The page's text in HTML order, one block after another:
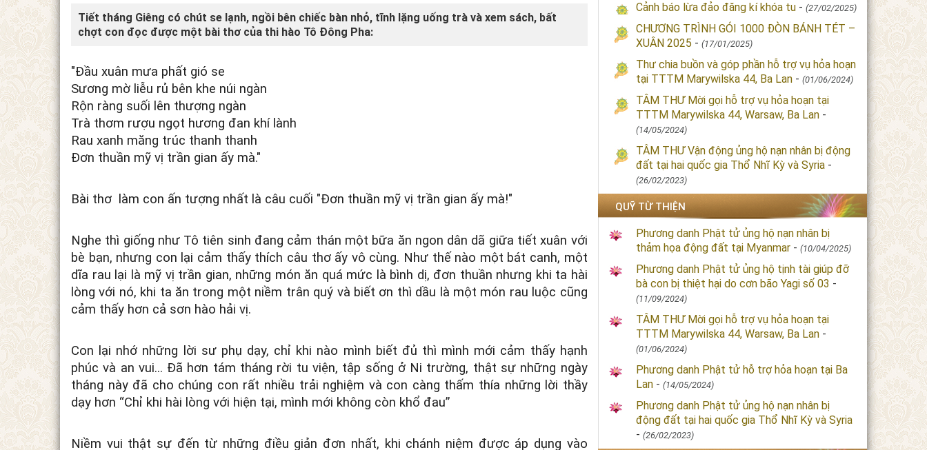
Tiết tháng Giêng có chút se lạnh, ngồi bên chiếc bàn nhỏ, tĩnh lặng uống trà và xem sách, bất
chợt con đọc được một bài thơ của thi hào Tô Đông Pha:
"Đầu xuân mưa phất gió se
Sương mờ liễu rủ bên khe núi ngàn
Rộn ràng suối lên thượng ngàn
Trà thơm rượu ngọt hương đan khí lành
Rau xanh măng trúc thanh thanh
Đơn thuần mỹ vị trần gian ấy mà."
Bài thơ làm con ấn tượng nhất là câu cuối "Đơn thuần mỹ vị trần gian ấy mà!"
Nghe thì giống như Tô tiên sinh đang cảm thán một bữa ăn ngon dân dã giữa tiết xuân với
bè bạn, nhưng con lại cảm thấy thích câu thơ ấy vô cùng. Như thế nào một bát canh, một
dĩa rau lại là mỹ vị trần gian, những món ăn quá mức là bình dị, đơn thuần nhưng khi ta hài
lòng với nó, khi ta ăn trong một niềm trân quý và biết ơn thì dầu là một món rau luộc cũng
cảm thấy hơn cả sơn hào hải vị.
Con lại nhớ những lời sư phụ dạy, chỉ khi nào mình biết đủ thì mình mới cảm thấy hạnh
phúc và an vui... Đã hơn tám tháng rời tu viện, tập sống ở Ni trường, thật sự những ngày
tháng này đã cho chúng con rất nhiều trải nghiệm và con càng thấm thía những lời thầy
dạy hơn “Chỉ khi hài lòng với hiện tại, mình mới không còn khổ đau”
Niềm vui thật sự đến từ những điều giản đơn nhất, khi chánh niệm được áp dụng vào
Cảnh báo lừa đảo đăng kí khóa tu- (27/02/2025)
CHƯƠNG TRÌNH GÓI 1000 ĐÒN BÁNH TÉT –
XUÂN 2025 - (17/01/2025)
Thư chia buồn và góp phần hỗ trợ vụ hỏa hoạn
tại TTTM Marywilska 44, Ba Lan- (01/06/2024)
TÂM THƯ Mời gọi hỗ trợ vụ hỏa hoạn tại
TTTM Marywilska 44, Warsaw, Ba Lan-
(14/05/2024)
TÂM THƯ Vận động ủng hộ nạn nhân bị động
đất tại hai quốc gia Thổ Nhĩ Kỳ và Syria-
(26/02/2023)
QUỸ TỪ THIỆN
Phương danh Phật tử ủng hộ nạn nhân bị
thảm họa động đất tại Myanmar- (10/04/2025)
Phương danh Phật tử ủng hộ tịnh tài giúp đỡ
bà con bị thiệt hại do cơn bão Yagi số 03 -
(11/09/2024)
TÂM THƯ Mời gọi hỗ trợ vụ hỏa hoạn tại
TTTM Marywilska 44, Warsaw, Ba Lan-
(01/06/2024)
Phương danh Phật tử hỗ trợ hỏa hoạn tại Ba
Lan - (14/05/2024)
Phương danh Phật tử ủng hộ nạn nhân bị
động đất tại hai quốc gia Thổ Nhĩ Kỳ và Syria
- (26/02/2023)